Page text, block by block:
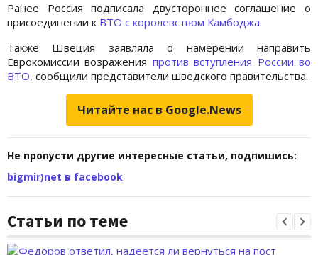
Ранее Россия подписала двустороннее соглашение о
присоединении к ВТО с королевством Камбоджа.
Также Швеция заявляла о намерении направить
Еврокомиссии возражения против вступления России во
ВТО, сообщили представители шведского правительства.
Читайте нас в Google.News
Не пропусти другие интересные статьи, подпишись:
bigmir)net в facebook
Статьи по теме